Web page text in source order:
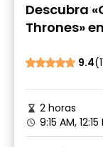
Descubra
Thrones»
9.4
2 horas
9:15 AM, 12:15